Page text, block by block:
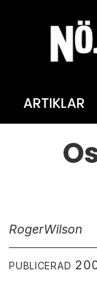
ARTIKLAR
RogerWilson
PUBLICERAD